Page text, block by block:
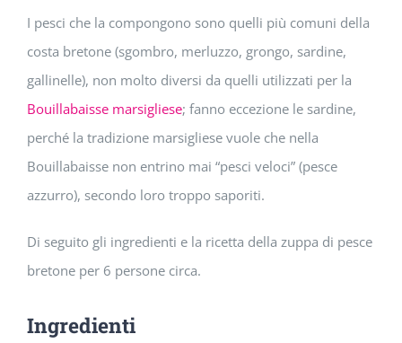
I pesci che la compongono sono quelli più comuni della
costa bretone (sgombro, merluzzo, grongo, sardine,
gallinelle), non molto diversi da quelli utilizzati per la
Bouillabaisse marsigliese; fanno eccezione le sardine,
perché la tradizione marsigliese vuole che nella
Bouillabaisse non entrino mai “pesci veloci” (pesce
azzurro), secondo loro troppo saporiti.
Di seguito gli ingredienti e la ricetta della zuppa di pesce
bretone per 6 persone circa.
Ingredienti